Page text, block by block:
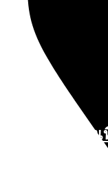
นับหิ่งห้
สถานที่ท่อง